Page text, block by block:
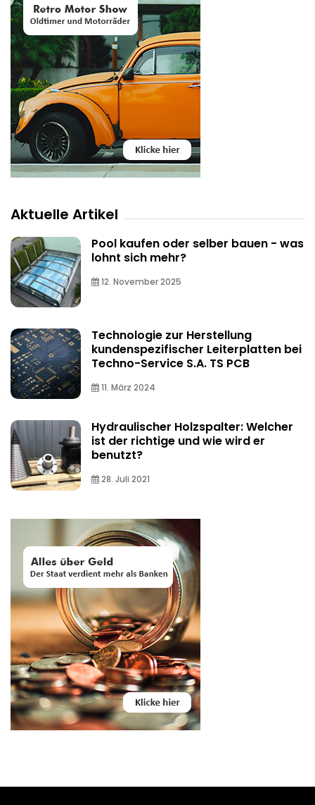
Aktuelle Artikel
Pool kaufen oder selber bauen - was
lohnt sich mehr?
12. November 2025
Technologie zur Herstellung
kundenspezifischer Leiterplatten bei
Techno-Service S.A. TS PCB
11. März 2024
Hydraulischer Holzspalter: Welcher
ist der richtige und wie wird er
benutzt?
28. Juli 2021